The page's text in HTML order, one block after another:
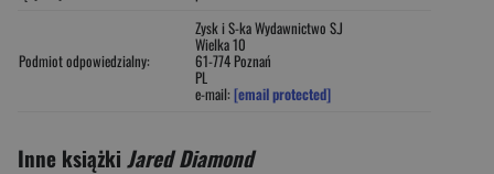
Podmiot odpowiedzialny:
Zysk i S-ka Wydawnictwo S.J
Wielka 10
61-774 Poznań
PL
e-mail: [email protected]
Inne książki Jared Diamond